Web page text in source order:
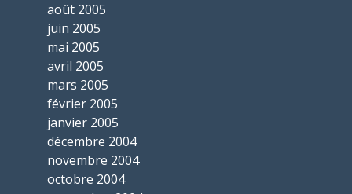
août 2005
juin 2005
mai 2005
avril 2005
mars 2005
février 2005
janvier 2005
décembre 2004
novembre 2004
octobre 2004